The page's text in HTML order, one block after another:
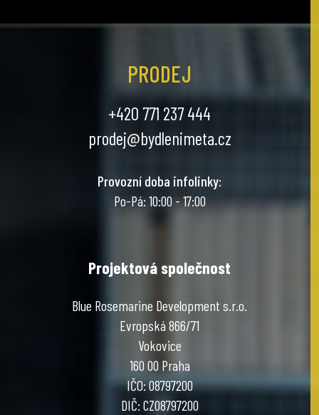
PRODEJ
+420 771 237 444
prodej@bydlenimeta.cz
Provozní doba infolinky:
Po-Pá: 10:00 - 17:00
Projektová společnost
Blue Rosemarine Development s.r.o.
Evropská 866/71
Vokovice
160 00 Praha
IČO: 08797200
DIČ: CZ08797200